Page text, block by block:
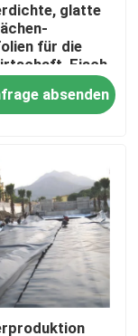
glatte
für die
Fisch-
Seen,
HDPE-
absenden